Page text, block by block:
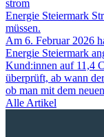
strom
Energie Steiermark
müssen.
Am 6. Februar 2026
Energie Steiermark
Kund:innen auf 11,4
überprüft, ab wann
ob man mit dem
Alle Artikel